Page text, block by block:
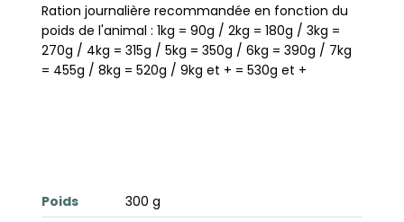
Ration journalière recommandée en fonction du
poids de l'animal : 1kg = 90g / 2kg = 180g / 3kg =
270g / 4kg = 315g / 5kg = 350g / 6kg = 390g / 7kg
= 455g / 8kg = 520g / 9kg et + = 530g et +
Poids
300 g